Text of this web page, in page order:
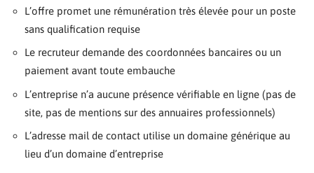
L’offre promet une rémunération très élevée pour un poste
sans qualification requise
Le recruteur demande des coordonnées bancaires ou un
paiement avant toute embauche
L’entreprise n’a aucune présence vérifiable en ligne (pas de
site, pas de mentions sur des annuaires professionnels)
L’adresse mail de contact utilise un domaine générique au
lieu d’un domaine d’entreprise